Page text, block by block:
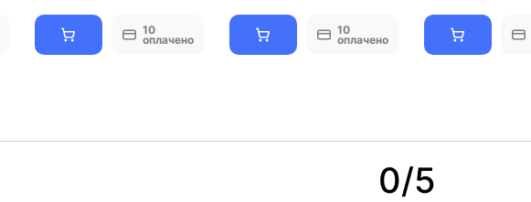
10
оплачено
10
оплачено
0/5